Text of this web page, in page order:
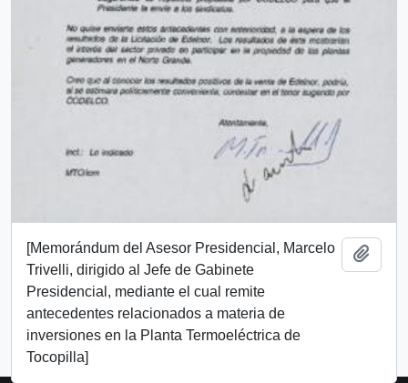
[Memorándum del Asesor Presidencial, Marcelo
Trivelli, dirigido al Jefe de Gabinete
Presidencial, mediante el cual remite
antecedentes relacionados a materia de
inversiones en la Planta Termoeléctrica de
Tocopilla]